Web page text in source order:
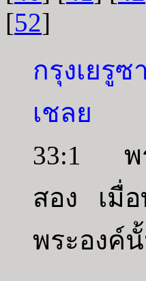
[52]
กรุงเยรู
เชลย
33:1 พร
สอง เมื่
พระองค์